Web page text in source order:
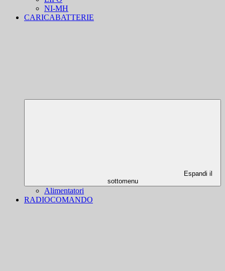
NI-MH
CARICABATTERIE
Espandi il
sottomenu
Alimentatori
RADIOCOMANDO